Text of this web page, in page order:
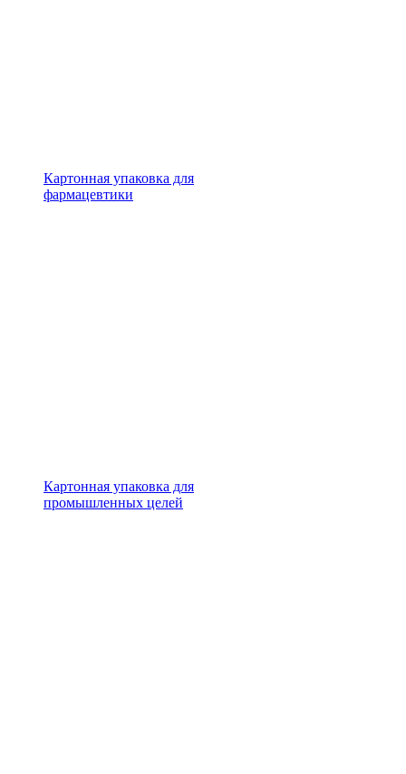
Картонная упаковка для
фармацевтики
Картонная упаковка для
промышленных целей